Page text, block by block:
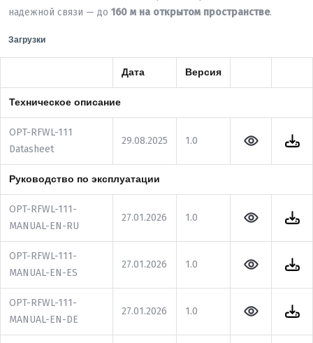
надежной связи — до 160 м на открытом пространстве.
Загрузки
Дата Версия
Техническое описание
OPT-RFWL-111
Datasheet
29.08.2025 1.0
Руководство по эксплуатации
OPT-RFWL-111-
MANUAL-EN-RU
27.01.2026 1.0
OPT-RFWL-111-
MANUAL-EN-ES
27.01.2026 1.0
OPT-RFWL-111-
MANUAL-EN-DE
27.01.2026 1.0